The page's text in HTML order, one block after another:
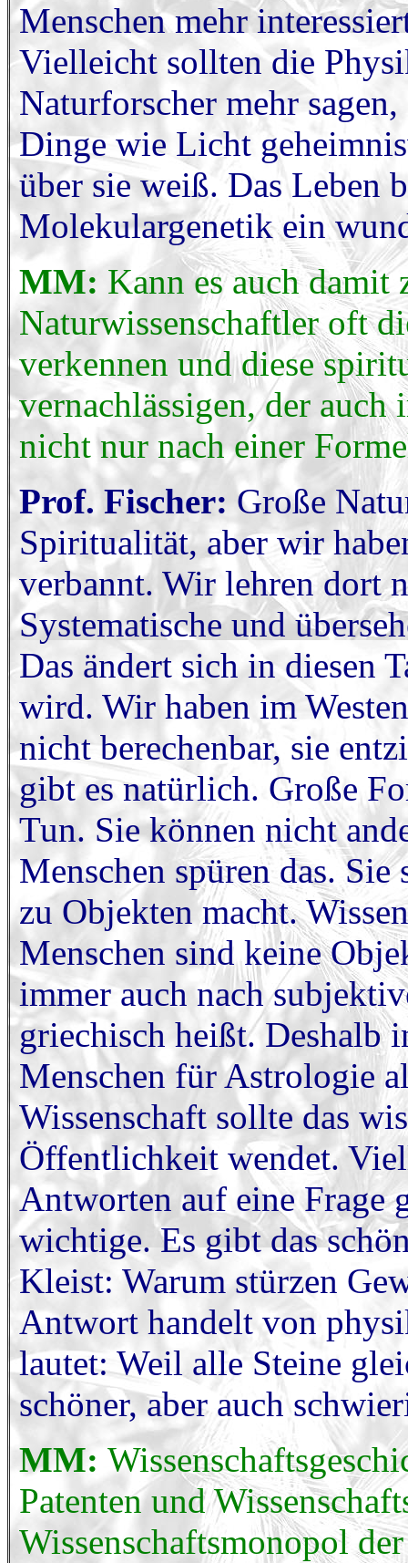
Menschen mehr
Vielleicht sollten die
Naturforscher mehr
Dinge wie Licht
über sie weiß. Das Leben
Molekulargenetik ein
MM: Kann es auch damit
Naturwissenschaftler oft
verkennen und diese
vernachlässigen, der
nicht nur nach einer
Prof. Fischer: Große
Spiritualität, aber wir
verbannt. Wir lehren dort
Systematische und
Das ändert sich in diesen
wird. Wir haben im
nicht berechenbar, sie
gibt es natürlich. Große
Tun. Sie können nicht
Menschen spüren das. Sie
zu Objekten macht.
Menschen sind keine
immer auch nach
griechisch heißt. Deshalb
Menschen für Astrologie
Wissenschaft sollte das
Öffentlichkeit wendet.
Antworten auf eine Frage
wichtige. Es gibt das
Kleist: Warum stürzen
Antwort handelt von
lautet: Weil alle Steine
schöner, aber auch
MM:
Patenten und
Wissenschaftsmonopol